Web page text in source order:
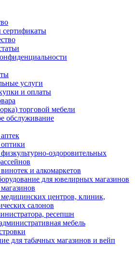
услуги
и оплаты
торговой мебели
обслуживание
оздоровительных
и алкомаркетов
для ювелирных магазинов
центров, клиник,
салонов
ресепшн
мебель
для табачных магазинов и вейп